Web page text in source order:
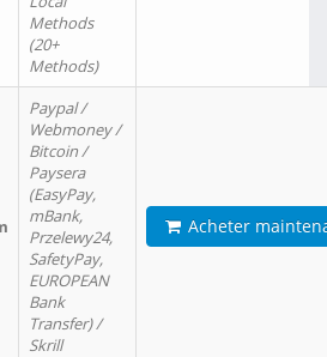
Methods
(20+
Methods)
Paypal /
Webmoney /
Bitcoin /
Paysera
(EasyPay,
mBank,
Przelewy24,
SafetyPay,
EUROPEAN
Bank
Transfer) /
Skrill
Acheter